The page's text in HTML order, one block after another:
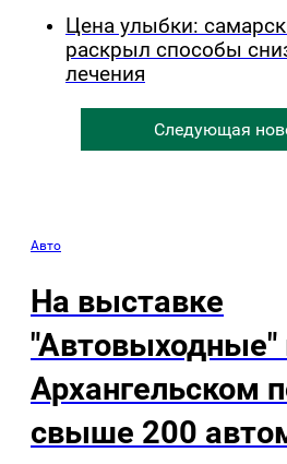
Цена улыбки:
раскрыл способы
лечения
Следующая
Авто
На выставке
"Автовыходные"
Архангельском
свыше 200